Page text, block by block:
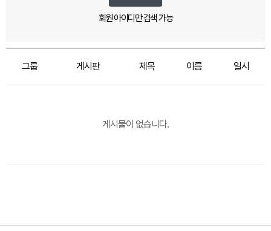
회원 아이디만 검색 가능
그룹 게시판 제목 이름 일시
게시물이 없습니다.